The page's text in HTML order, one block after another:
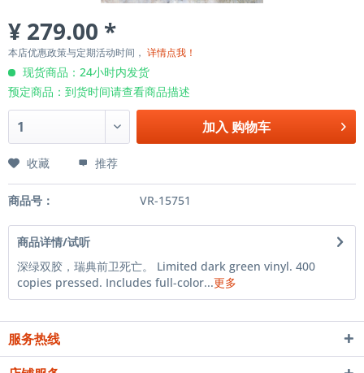
¥ 279.00 *
本店优惠政策与定期活动时间， 详情点我！
现货商品：24小时内发货
预定商品：到货时间请查看商品描述
加入 购物车
收藏 推荐
商品号： VR-15751
商品详情/试听
深绿双胶，瑞典前卫死亡。 Limited dark green vinyl. 400
copies pressed. Includes full-color...更多
服务热线